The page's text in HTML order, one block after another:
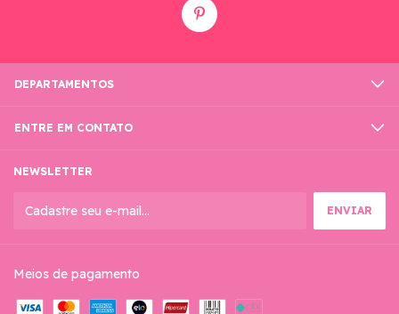
DEPARTAMENTOS
ENTRE EM CONTATO
NEWSLETTER
Meios de pagamento